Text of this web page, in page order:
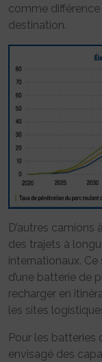
comme différence
destination.
D’autres
des trajets à
internationaux. Ce
d’une batterie de
recharger en
les sites
Pour les batteries
envisagé des